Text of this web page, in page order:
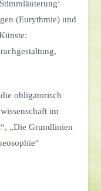
(Eurythmie) und
obligatorisch
im
„Die Grundlinien